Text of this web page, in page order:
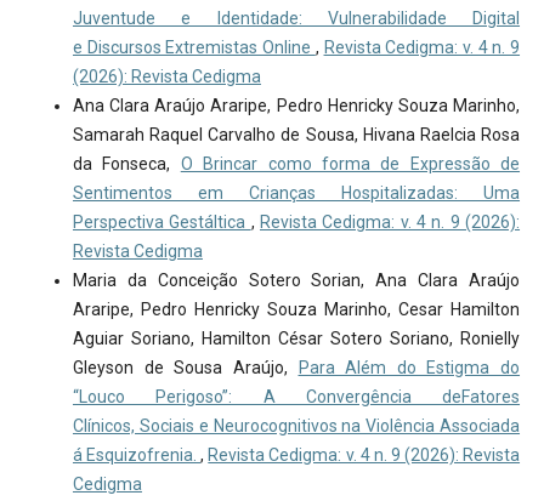
Juventude e Identidade: Vulnerabilidade Digital
e Discursos Extremistas Online , Revista Cedigma: v. 4 n. 9
(2026): Revista Cedigma
Ana Clara Araújo Araripe, Pedro Henricky Souza Marinho,
Samarah Raquel Carvalho de Sousa, Hivana Raelcia Rosa
da Fonseca, O Brincar como forma de Expressão de
Sentimentos em Crianças Hospitalizadas: Uma
Perspectiva Gestáltica , Revista Cedigma: v. 4 n. 9 (2026):
Revista Cedigma
Maria da Conceição Sotero Sorian, Ana Clara Araújo
Araripe, Pedro Henricky Souza Marinho, Cesar Hamilton
Aguiar Soriano, Hamilton César Sotero Soriano, Ronielly
Gleyson de Sousa Araújo, Para Além do Estigma do
“Louco Perigoso”: A Convergência deFatores
Clínicos, Sociais e Neurocognitivos na Violência Associada
á Esquizofrenia.,Revista Cedigma: v. 4 n. 9 (2026): Revista
Cedigma